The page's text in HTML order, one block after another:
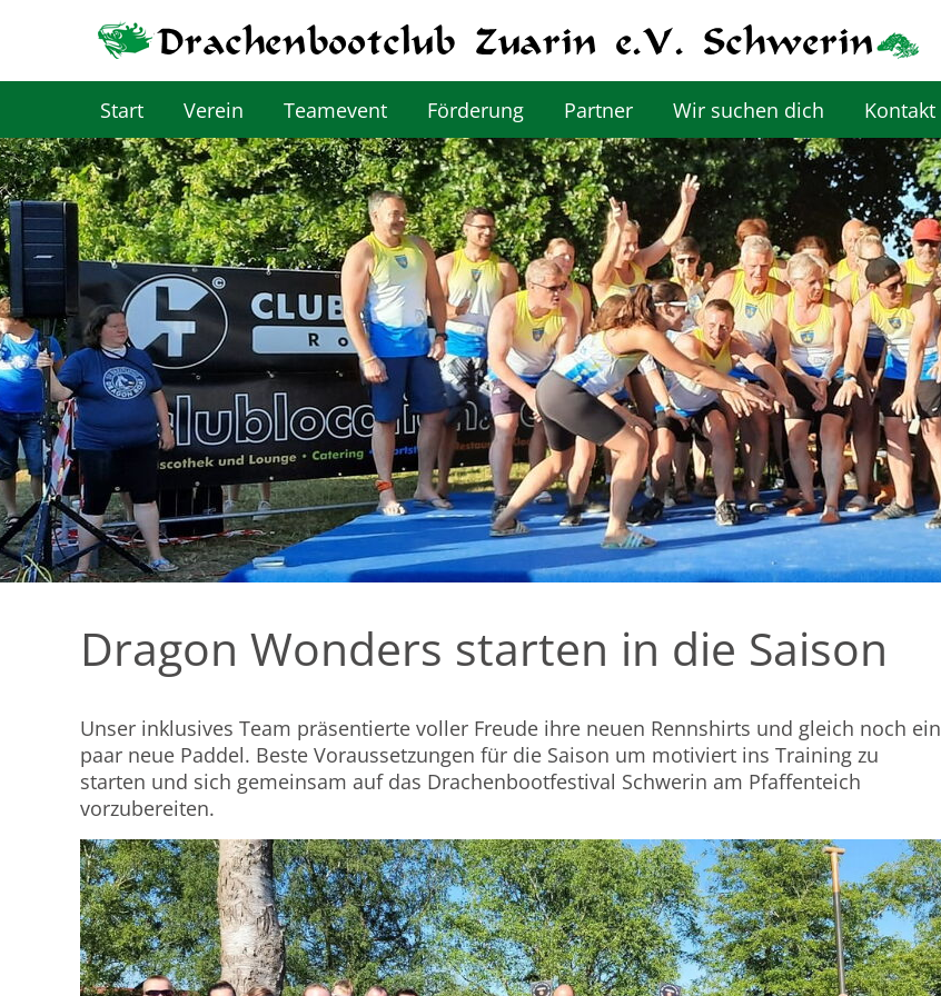
Start Verein Teamevent Förderung Partner Wir suchen dich Kontakt
Dragon Wonders starten in die Saison
Unser inklusives Team präsentierte voller Freude ihre neuen Rennshirts und gleich noch ein
paar neue Paddel. Beste Voraussetzungen für die Saison um motiviert ins Training zu
starten und sich gemeinsam auf das Drachenbootfestival Schwerin am Pfaffenteich
vorzubereiten.